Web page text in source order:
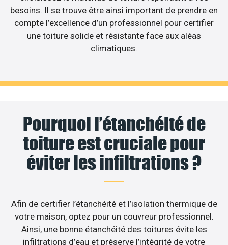
besoins. Il se trouve être ainsi important de prendre en
compte l’excellence d’un professionnel pour certifier
une toiture solide et résistante face aux aléas
climatiques.
Pourquoi l’étanchéité de
toiture est cruciale pour
éviter les infiltrations ?
Afin de certifier l’étanchéité et l’isolation thermique de
votre maison, optez pour un couvreur professionnel.
Ainsi, une bonne étanchéité des toitures évite les
infiltrations d’eau et préserve l’intégrité de votre